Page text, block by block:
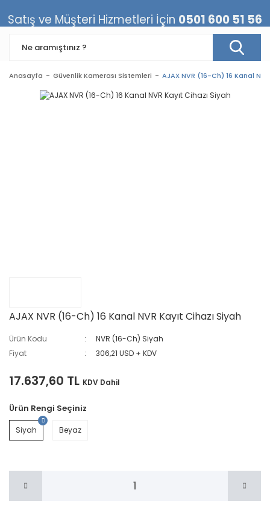
Anasayfa Güvenlik Kamerası Sistemleri AJAX NVR (16-Ch) 16 Kanal
AJAX NVR (16-Ch) 16 Kanal NVR Kayıt Cihazı Siyah
Ürün Kodu
NVR (16-Ch) Siyah
Fiyat
306,21 USD + KDV
17.637,60 TL KDV Dahil
Ürün Rengi Seçiniz
Siyah Beyaz
Satış ve Müşteri Hizmetleri İçin 0501 600 51 56